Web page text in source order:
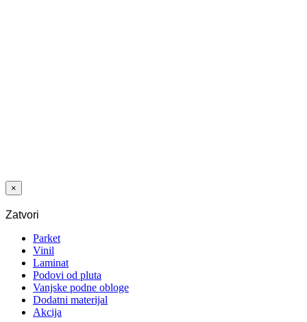
×
Zatvori
Parket
Vinil
Laminat
Podovi od pluta
Vanjske podne obloge
Dodatni materijal
Akcija